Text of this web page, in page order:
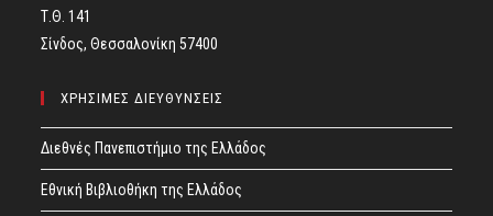
Τ.Θ. 141
Σίνδος, Θεσσαλονίκη 57400
ΧΡΗΣΙΜΕΣ ΔΙΕΥΘΥΝΣΕΙΣ
Διεθνές Πανεπιστήμιο της Ελλάδος
Εθνική Βιβλιοθήκη της Ελλάδος